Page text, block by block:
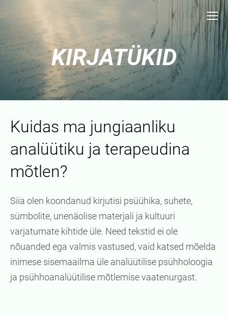
KIRJATÜKID
Kuidas ma jungiaanliku
analüütiku ja terapeudina
mõtlen?
Siia olen koondanud kirjutisi psüühika, suhete,
sümbolite, unenäolise materjali ja kultuuri
varjatumate kihtide üle. Need tekstid ei ole
nõuanded ega valmis vastused, vaid katsed mõelda
inimese sisemaailma üle analüütilise psühholoogia
ja psühhoanalüütilise mõtlemise vaatenurgast.